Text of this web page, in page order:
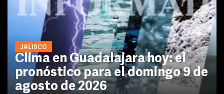
JALISCO
Clima en Guadalajara hoy: el
pronóstico para el domingo 9 de
agosto de 2026